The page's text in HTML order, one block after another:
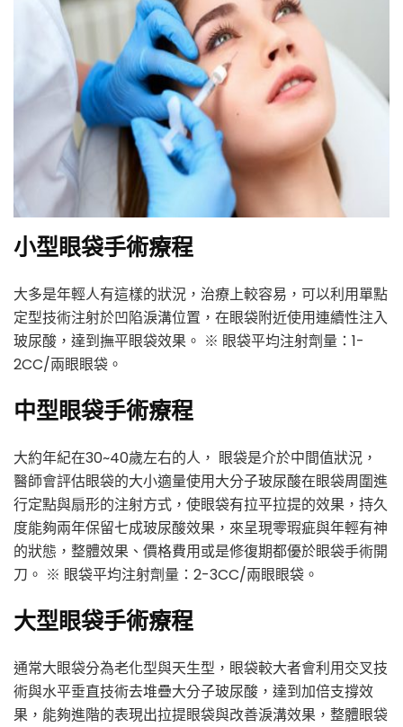
小型眼袋手術療程
大多是年輕人有這樣的狀況，治療上較容易，可以利用單點
定型技術注射於凹陷淚溝位置，在眼袋附近使用連續性注入
玻尿酸，達到撫平眼袋效果。 ※ 眼袋平均注射劑量：1-
2CC/兩眼眼袋。
中型眼袋手術療程
大約年紀在30~40歲左右的人， 眼袋是介於中間值狀況，
醫師會評估眼袋的大小適量使用大分子玻尿酸在眼袋周圍進
行定點與扇形的注射方式，使眼袋有拉平拉提的效果，持久
度能夠兩年保留七成玻尿酸效果，來呈現零瑕疵與年輕有神
的狀態，整體效果、價格費用或是修復期都優於眼袋手術開
刀。 ※ 眼袋平均注射劑量：2-3CC/兩眼眼袋。
大型眼袋手術療程
通常大眼袋分為老化型與天生型，眼袋較大者會利用交叉技
術與水平垂直技術去堆疊大分子玻尿酸，達到加倍支撐效
果，能夠進階的表現出拉提眼袋與改善淚溝效果，整體眼袋